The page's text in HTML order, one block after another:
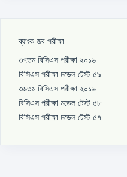
ব্যাংক জব পরীক্ষা
৩৭তম বিসিএস পরীক্ষা ২০১৬
বিসিএস পরীক্ষা মডেল টেস্ট ৫৯
৩৬তম বিসিএস পরীক্ষা ২০১৬
বিসিএস পরীক্ষা মডেল টেস্ট ৫৮
বিসিএস পরীক্ষা মডেল টেস্ট ৫৭